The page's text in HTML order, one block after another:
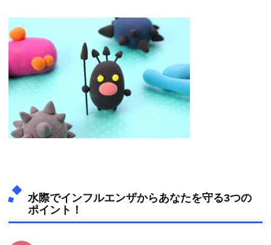
水際でインフルエンザからあなたを守る3つの
ポイント！